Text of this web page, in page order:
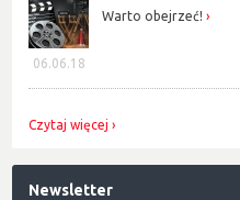
06.06.18
Warto obejrzeć!
Czytaj więcej
Newsletter